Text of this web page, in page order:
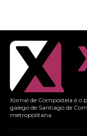
Xornal de Compostela é o
galego de Santiago de
metropolitana